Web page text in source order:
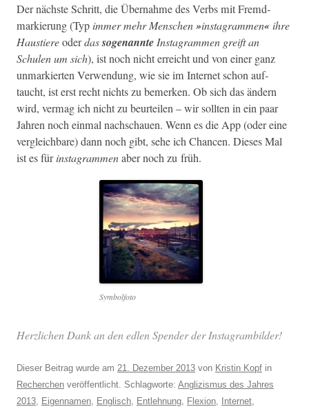
Der näch­ste Schritt, die Über­nahme des Verbs mit Fremd­
markierung (Typ immer mehr Men­schen»insta­gram­men« ihre
Haustiereoderdassoge­nan­nte Insta­gram­men greift an
Schulen um sich), ist noch nicht erre­icht und von ein­er ganz
unmarkierten Ver­wen­dung, wie sie im Inter­net schon auf­
taucht, ist erst recht nichts zu bemerken. Ob sich das ändern
wird, ver­mag ich nicht zu beurteilen – wir soll­ten in ein paar
Jahren noch ein­mal nach­schauen. Wenn es die App (oder eine
ver­gle­ich­bare) dann noch gibt, sehe ich Chan­cen. Dieses Mal
ist es fürinsta­gram­menaber noch zu früh.
Sym­bol­fo­to
Her­zlichen Dank an den edlen Spender der Instagrambilder!
Dieser Beitrag wurde am 21. Dezember 2013 von Kristin Kopf in
Recherchen veröffentlicht. Schlagworte: Anglizismus des Jahres
2013
Eigennamen Englisch Entlehnung Flexion Internet